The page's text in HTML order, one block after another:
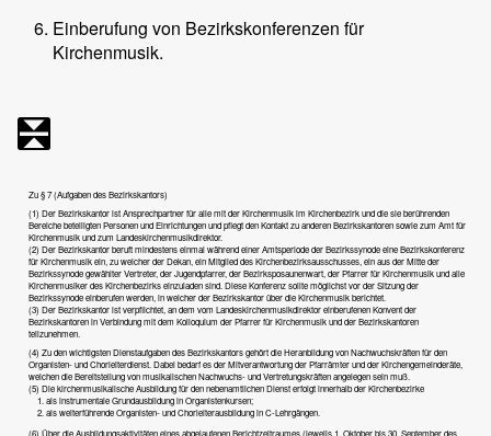
Einberufung von Bezirkskonferenzen für
Kirchenmusik.
Zu § 7 (Aufgaben des Bezirkskantors)
(1) Der Bezirkskantor ist Ansprechpartner für alle mit der Kirchenmusik im Kirchenbezirk und die sie berührenden
Bereiche beteiligten Personen und Einrichtungen und pflegt den Kontakt zu anderen Bezirkskantoren sowie zum Amt für
Kirchenmusik und zum Landeskirchenmusikdirektor.
(2) Der Bezirkskantor beruft mindestens einmal während einer Amtsperiode der Bezirkssynode eine Bezirkskonferenz
für Kirchenmusik ein, zu welcher der Dekan, ein Mitglied des Kirchenbezirksausschusses, ein aus der Mitte der
Bezirkssynode gewählter Vertreter, der Jugendpfarrer, der Bezirksposaunenwart, der Pfarrer für Kirchenmusik und alle
Kirchenmusiker des Kirchenbezirks einzuladen sind. Diese Konferenz sollte möglichst vor der Sitzung der
Bezirkssynode einberufen werden, in welcher der Bezirkskantor über die Kirchenmusik berichtet.
(3) Der Bezirkskantor ist verpflichtet, an dem vom Landeskirchenmusikdirektor einberufenen Konvent der
Bezirkskantoren in Verbindung mit dem Kolloquium der Pfarrer für Kirchenmusik und der Bezirkskantoren
teilzunehmen.
(4) Zu den wichtigsten Dienstaufgaben des Bezirkskantors gehört die Heranbildung von Nachwuchskräften für den
Organisten- und Chorleiterdienst. Dabei bedarf es der Mitverantwortung der Pfarrämter und der Kirchengemeinderäte,
welchen die Bereitstellung von musikalischen Nachwuchs- und Vertretungskräften angelegen sein muß.
(5) Die kirchenmusikalische Ausbildung für den nebenamtlichen Dienst erfolgt innerhalb der Kirchenbezirke
als instrumentale Grundausbildung in Organistenkursen;
als weiterführende Organisten- und Chorleiterausbildung in C-Lehrgängen.
(6) Über die Ausbildungsaktivitäten eines abgelaufenen Berichtzeitraumes (jeweils 1. Oktober bis 30. September des